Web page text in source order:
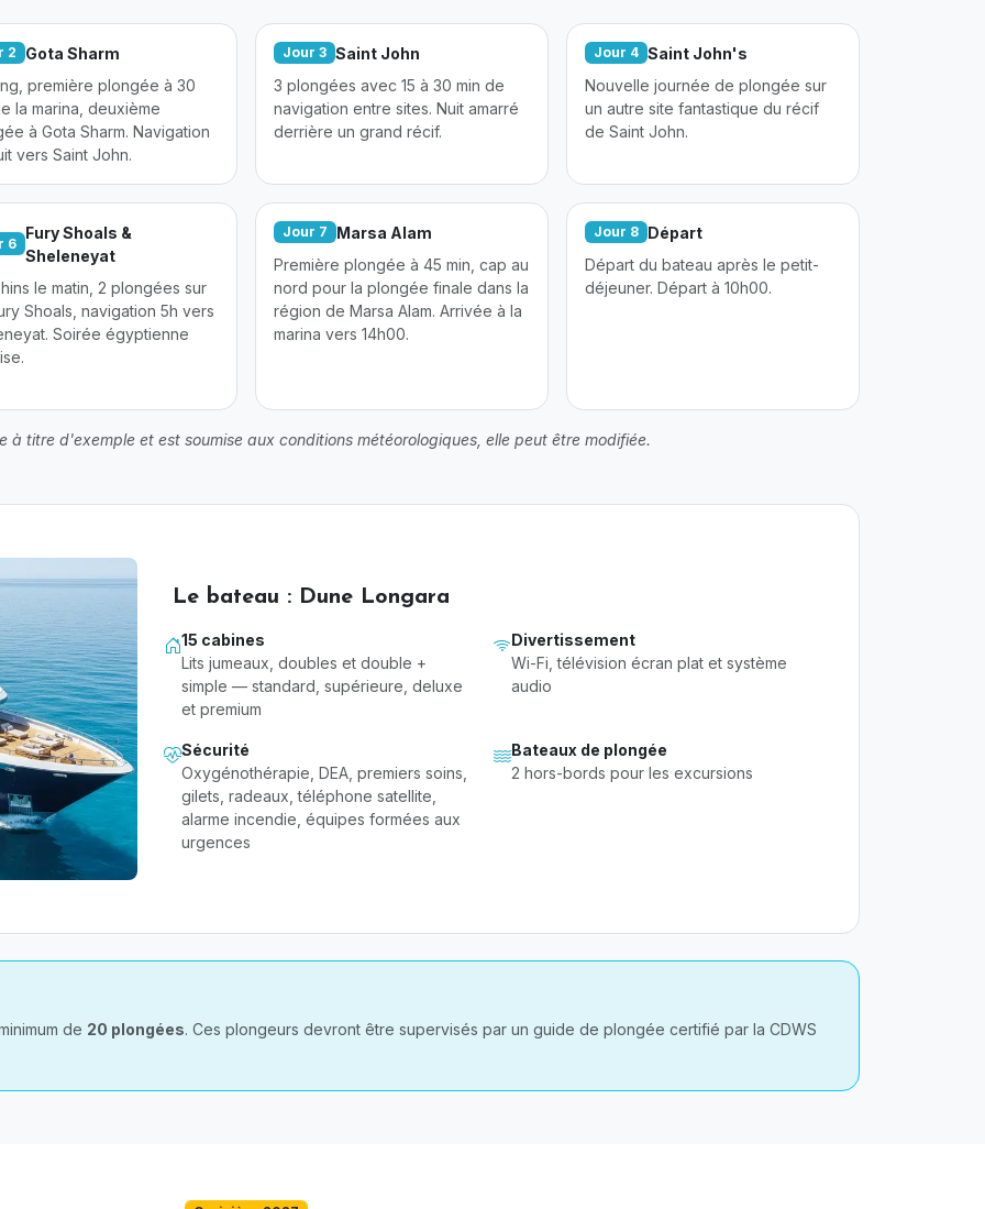
2 Gota Sharm
première plongée à 30
la marina, deuxième
à Gota Sharm. Navigation
vers Saint John.
Jour 3 Saint John
3 plongées avec 15 à 30 min de
navigation entre sites. Nuit amarré
derrière un grand récif.
Jour 4 Saint John's
Nouvelle journée de plongée sur
un autre site fantastique du récif
de Saint John.
6
Fury Shoals &
Sheleneyat
le matin, 2 plongées sur
Shoals, navigation 5h vers
Soirée égyptienne
Jour 7 Marsa Alam
Première plongée à 45 min, cap au
nord pour la plongée finale dans la
région de Marsa Alam. Arrivée à la
marina vers 14h00.
Jour 8 Départ
Départ du bateau après le petit-
déjeuner. Départ à 10h00.
à titre d'exemple et est soumise aux conditions météorologiques, elle peut être modifiée.
Le bateau : Dune Longara
15 cabines
Lits jumeaux, doubles et double +
simple — standard, supérieure, deluxe
et premium
Divertissement
Wi-Fi, télévision écran plat et système
audio
Sécurité
Oxygénothérapie, DEA, premiers soins,
gilets, radeaux, téléphone satellite,
alarme incendie, équipes formées aux
urgences
Bateaux de plongée
2 hors-bords pour les excursions
de 20 plongées. Ces plongeurs devront être supervisés par un guide de plongée certifié par la CDWS